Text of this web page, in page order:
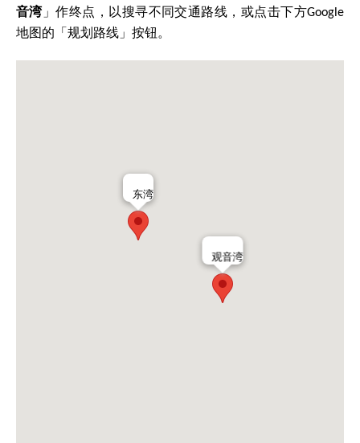
音湾」作终点，以搜寻不同交通路线，或点击下方Google
地图的「规划路线」按钮。
观音湾
东湾